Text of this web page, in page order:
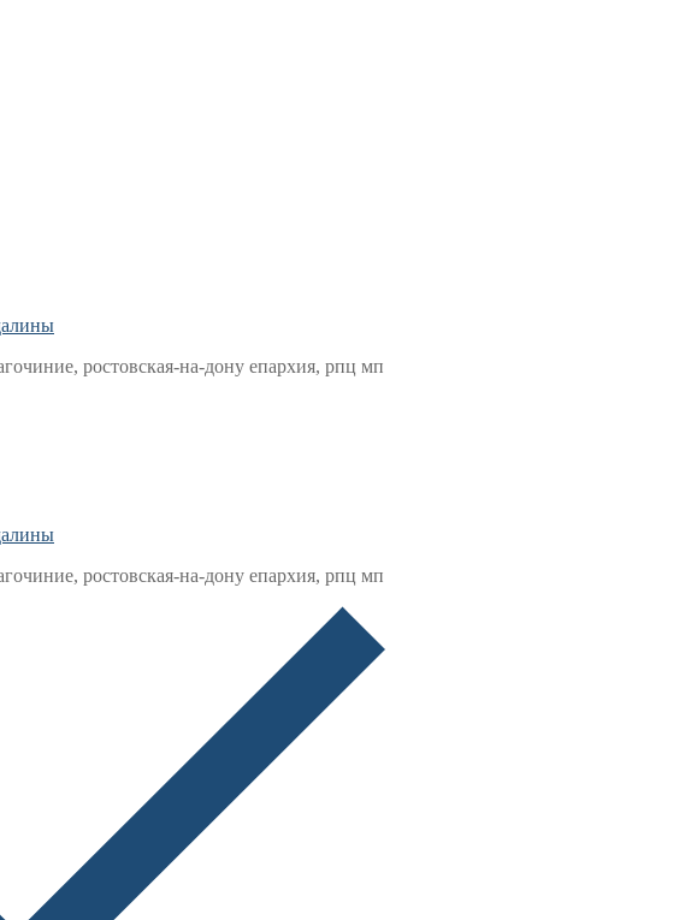
ростовская-на-дону епархия, рпц мп
ростовская-на-дону епархия, рпц мп